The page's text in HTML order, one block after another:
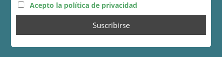
Acepto la política de privacidad